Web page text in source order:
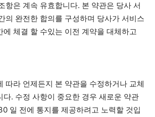
항은 계속 유효합니다. 본 약관은 당사 서
의 완전한 합의를 구성하며 당사가 서비스
에 체결 할 수있는 이전 계약을 대체하고
따라 언제든지 본 약관을 수정하거나 교체
다. 수정 사항이 중요한 경우 새로운 약관
일 전에 통지를 제공하려고 노력할 것입